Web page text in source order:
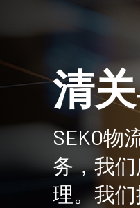
清关
SEKO物
务，我
理。我